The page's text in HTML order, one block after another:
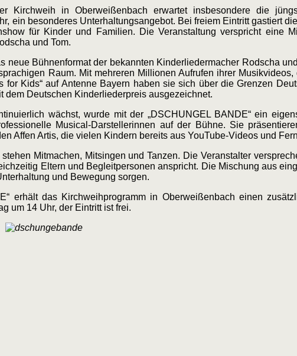
Kirchweih in Oberweißenbach erwartet insbesondere die
ein besonderes Unterhaltungsangebot. Bei freiem Eintritt gastiert
für Kinder und Familien. Die Veranstaltung verspricht eine
und Tom.
neue Bühnenformat der bekannten Kinderliedermacher Rodscha
Raum. Mit mehreren Millionen Aufrufen ihrer
for Kids“ auf Antenne Bayern haben sie sich über die Grenzen
dem Deutschen Kinderliederpreis ausgezeichnet.
wächst, wurde mit der „DSCHUNGEL BANDE“ ein
Musical-Darstellerinnen auf der Bühne. Sie
Affen Artis, die vielen Kindern bereits aus YouTube-Videos und
Mitmachen, Mitsingen und Tanzen. Die Veranstalter
Eltern und Begleitpersonen anspricht. Die Mischung aus
und Bewegung sorgen.
erhält das Kirchweihprogramm in Oberweißenbach einen
um 14 Uhr, der Eintritt ist frei.